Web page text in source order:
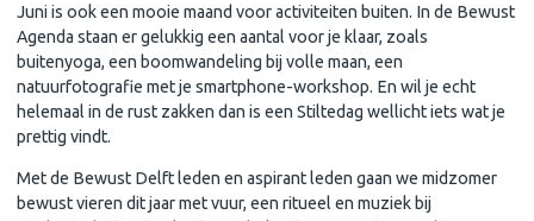
Juni is ook een mooie maand voor activiteiten buiten. In de Bewust
Agenda staan er gelukkig een aantal voor je klaar, zoals
buitenyoga, een boomwandeling bij volle maan, een
natuurfotografie met je smartphone-workshop. En wil je echt
helemaal in de rust zakken dan is een Stiltedag wellicht iets wat je
prettig vindt.
Met de Bewust Delft leden en aspirant leden gaan we midzomer
bewust vieren dit jaar met vuur, een ritueel en muziek bij